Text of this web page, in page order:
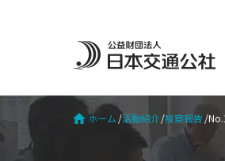
ホーム 活動紹介 視察報告